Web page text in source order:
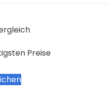
Preise